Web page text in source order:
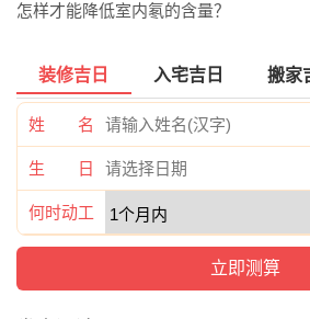
怎样才能降低室内氡的含量？
装修吉日 入宅吉日 搬家
姓 名
生 日
何时动工